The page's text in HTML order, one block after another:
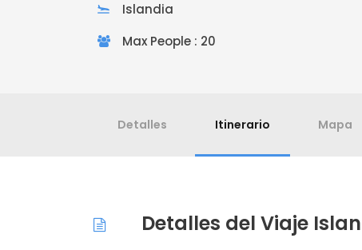
Islandia
Max People : 20
Detalles Itinerario Mapa
Detalles del Viaje